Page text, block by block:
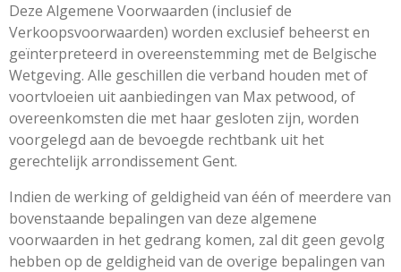
Deze Algemene Voorwaarden (inclusief de
Verkoopsvoorwaarden) worden exclusief beheerst en
geïnterpreteerd in overeenstemming met de Belgische
Wetgeving. Alle geschillen die verband houden met of
voortvloeien uit aanbiedingen van Max petwood, of
overeenkomsten die met haar gesloten zijn, worden
voorgelegd aan de bevoegde rechtbank uit het
gerechtelijk arrondissement Gent.
Indien de werking of geldigheid van één of meerdere van
bovenstaande bepalingen van deze algemene
voorwaarden in het gedrang komen, zal dit geen gevolg
hebben op de geldigheid van de overige bepalingen van